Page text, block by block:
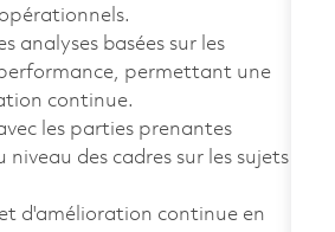
analyses basées sur les
permettant une
continue.
les parties prenantes
des cadres sur les sujets
d'amélioration continue en